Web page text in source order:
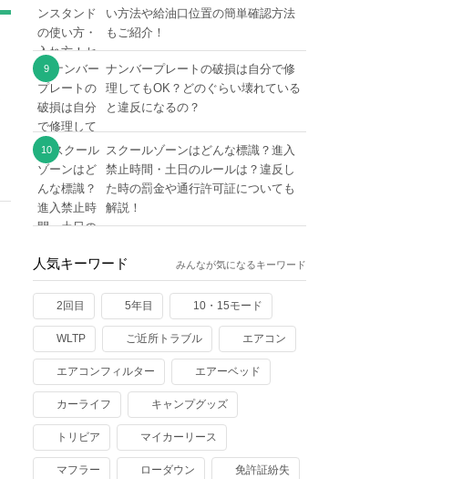
い方法や給油口位置の簡単確認方法
もご紹介！
ナンバープレートの破損は自分で修
理してもOK？どのぐらい壊れている
と違反になるの？
スクールゾーンはどんな標識？進入
禁止時間・土日のルールは？違反し
た時の罰金や通行許可証についても
解説！
人気キーワード みんなが気になるキーワード
2回目 5年目 10・15モード
WLTP ご近所トラブル エアコン
エアコンフィルター エアーベッド
カーライフ キャンプグッズ
トリビア マイカーリース
マフラー ローダウン 免許証紛失